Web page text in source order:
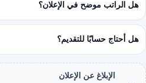
هل الراتب موضح في الإعلان؟
هل أحتاج حسابًا للتقديم؟
الإبلاغ عن الإعلان